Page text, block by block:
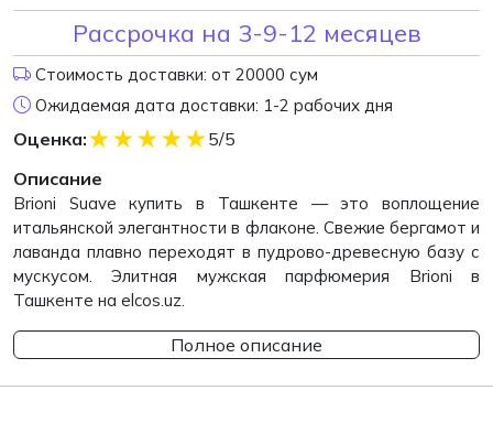
Рассрочка на 3-9-12 месяцев
Стоимость доставки: от 20000 сум
Ожидаемая дата доставки: 1-2 рабочих дня
Оценка: ★
★
★
★
★
5/5
Описание
Brioni Suave купить в Ташкенте — это воплощение
итальянской элегантности в флаконе. Свежие бергамот и
лаванда плавно переходят в пудрово-древесную базу с
мускусом. Элитная мужская парфюмерия Brioni в
Ташкенте на elcos.uz.
Полное описание